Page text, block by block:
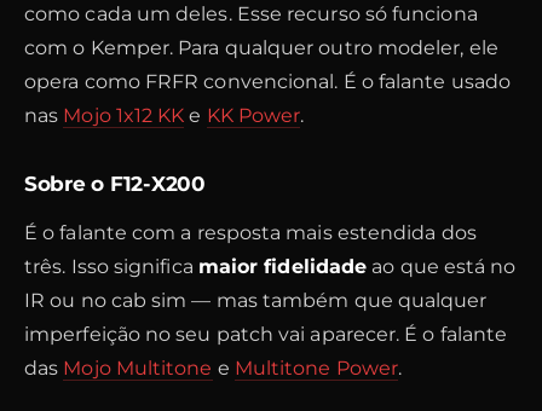
como cada um deles. Esse recurso só funciona
com o Kemper. Para qualquer outro modeler, ele
opera como FRFR convencional. É o falante usado
nas Mojo 1x12 KK e KK Power.
Sobre o F12-X200
É o falante com a resposta mais estendida dos
três. Isso significa maior fidelidade ao que está no
IR ou no cab sim — mas também que qualquer
imperfeição no seu patch vai aparecer. É o falante
das Mojo Multitone e Multitone Power.